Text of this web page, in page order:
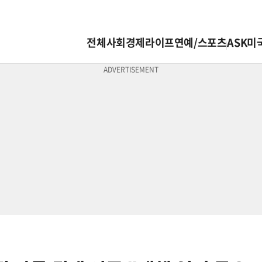
전체사회경제라이프연예/스포츠ASK미